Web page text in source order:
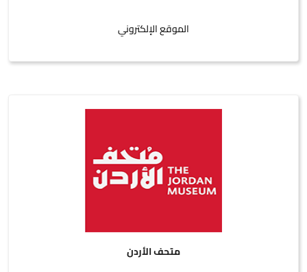
الموقع الإلكتروني
متحف الأردن